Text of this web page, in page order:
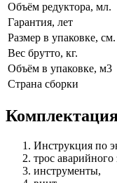
Объём редуктора, мл.
Гарантия, лет
Размер в упаковке, см.
Вес брутто, кг.
Объём в упаковке, м3
Страна сборки
Инструкция по
трос аварийного
инструменты,